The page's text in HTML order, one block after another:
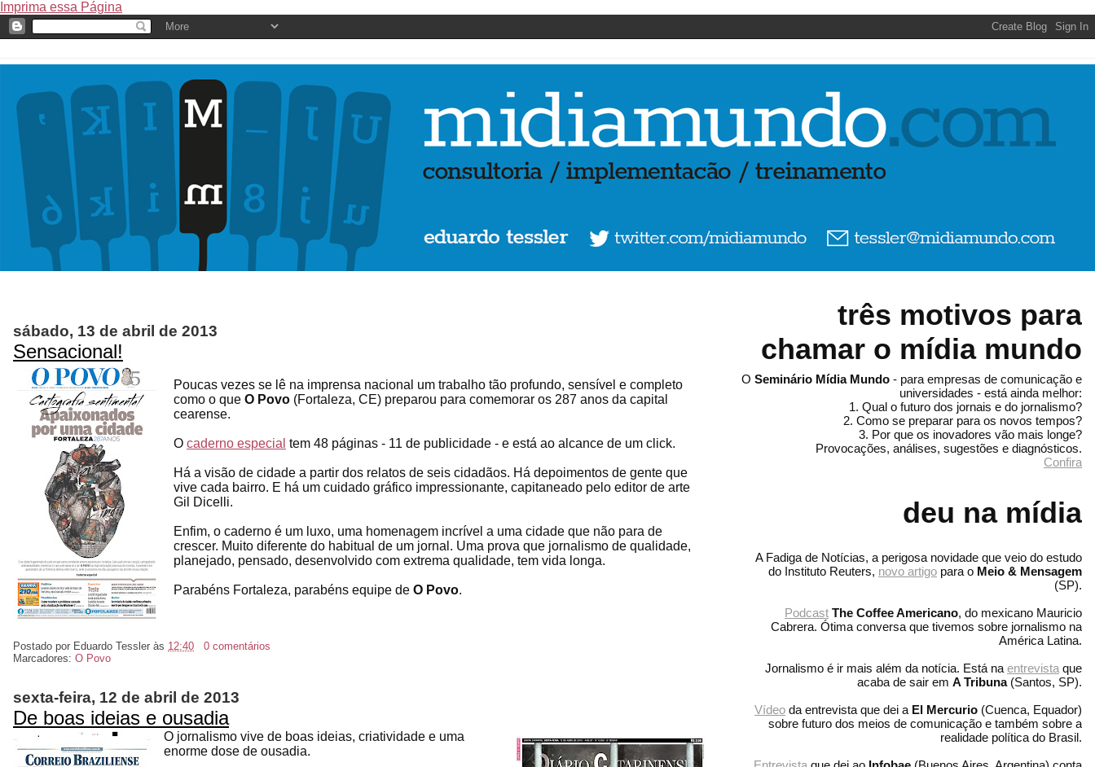
Imprima essa Página
sábado, 13 de abril de 2013
Sensacional!
Poucas vezes se lê na imprensa nacional um trabalho tão profundo, sensível e completo
como o que O Povo (Fortaleza, CE) preparou para comemorar os 287 anos da capital
cearense.
O caderno especial tem 48 páginas - 11 de publicidade - e está ao alcance de um click.
Há a visão de cidade a partir dos relatos de seis cidadãos. Há depoimentos de gente que
vive cada bairro. E há um cuidado gráfico impressionante, capitaneado pelo editor de arte
Gil Dicelli.
Enfim, o caderno é um luxo, uma homenagem incrível a uma cidade que não para de
crescer. Muito diferente do habitual de um jornal. Uma prova que jornalismo de qualidade,
planejado, pensado, desenvolvido com extrema qualidade, tem vida longa.
Parabéns Fortaleza, parabéns equipe de O Povo.
Postado por Eduardo Tessler às 12:40
0 comentários
Marcadores: O Povo
sexta-feira, 12 de abril de 2013
De boas ideias e ousadia
O jornalismo vive de boas ideias, criatividade e uma
enorme dose de ousadia.
três motivos para
chamar o mídia mundo
O Seminário Mídia Mundo - para empresas de comunicação e
universidades - está ainda melhor:
1. Qual o futuro dos jornais e do jornalismo?
2. Como se preparar para os novos tempos?
3. Por que os inovadores vão mais longe?
Provocações, análises, sugestões e diagnósticos.
Confira
deu na mídia
A Fadiga de Notícias, a perigosa novidade que veio do estudo
do Instituto Reuters, novo artigo para o Meio & Mensagem
(SP).
Podcast The Coffee Americano, do mexicano Mauricio
Cabrera. Ótima conversa que tivemos sobre jornalismo na
América Latina.
Jornalismo é ir mais além da notícia. Está na entrevista que
acaba de sair em A Tribuna(Santos, SP).
Vídeo da entrevista que dei a El Mercurio (Cuenca, Equador)
sobre futuro dos meios de comunicação e também sobre a
realidade política do Brasil.